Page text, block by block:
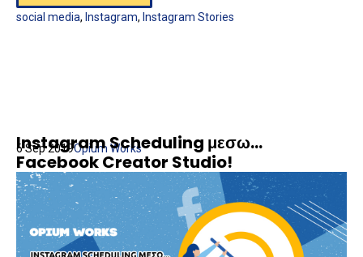
social media, Instagram, Instagram Stories
Instagram Scheduling μεσω...
Facebook Creator Studio!
6 Sep 2019Opium Works